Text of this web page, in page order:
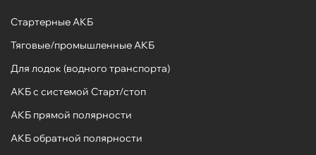
Стартерные АКБ
Тяговые/промышленные АКБ
Для лодок (водного транспорта)
АКБ с системой Старт/стоп
АКБ прямой полярности
АКБ обратной полярности